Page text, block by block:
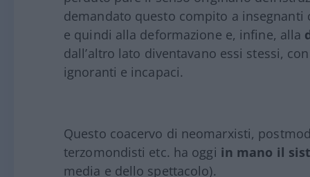
demandato questo compito a
e quindi alla deformazione e, infine, alla
dall’altro lato diventavano essi stessi,
ignoranti e incapaci.
Questo coacervo di neomarxisti,
terzomondisti etc. ha oggi in mano il
media e dello spettacolo).